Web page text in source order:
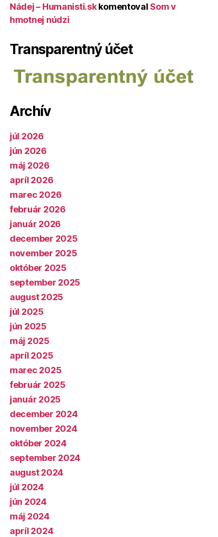
Nádej – Humanisti.skkomentoval Som v
hmotnej núdzi
Transparentný účet
Archív
júl 2026
jún 2026
máj 2026
apríl 2026
marec 2026
február 2026
január 2026
december 2025
november 2025
október 2025
september 2025
august 2025
júl 2025
jún 2025
máj 2025
apríl 2025
marec 2025
február 2025
január 2025
december 2024
november 2024
október 2024
september 2024
august 2024
júl 2024
jún 2024
máj 2024
apríl 2024